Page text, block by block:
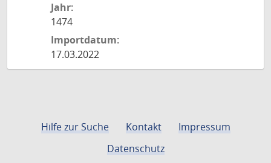
Jahr:
1474
Importdatum:
17.03.2022
Hilfe zur Suche Kontakt
Impressum
Datenschutz